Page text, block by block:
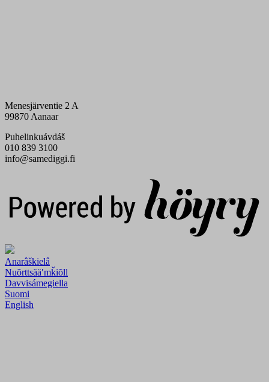
Menesjärventie 2 A
99870 Aanaar
Puhelinkuávdáš
010 839 3100
info@samediggi.fi
Anarâškielâ
Nuõrttsääʹmǩiõll
Davvisámegiella
Suomi
English